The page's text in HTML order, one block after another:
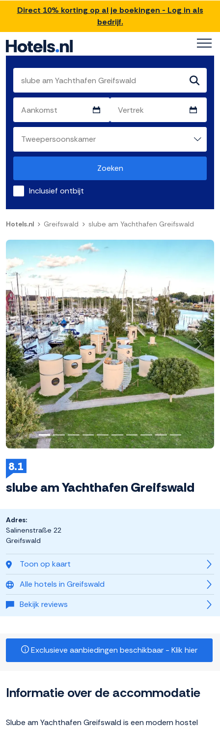
Direct 10% korting op al je boekingen - Log in als
bedrijf.
Zoeken
Inclusief ontbijt
Hotels.nl Greifswald slube am Yachthafen Greifswald
8.1
slube am Yachthafen Greifswald
Toon op kaart
Alle hotels in Greifswald
Bekijk reviews
Adres:
Salinenstraße 22
Greifswald
Exclusieve aanbiedingen beschikbaar - Klik hier
Informatie over de accommodatie
Slube am Yachthafen Greifswald is een modern hostel